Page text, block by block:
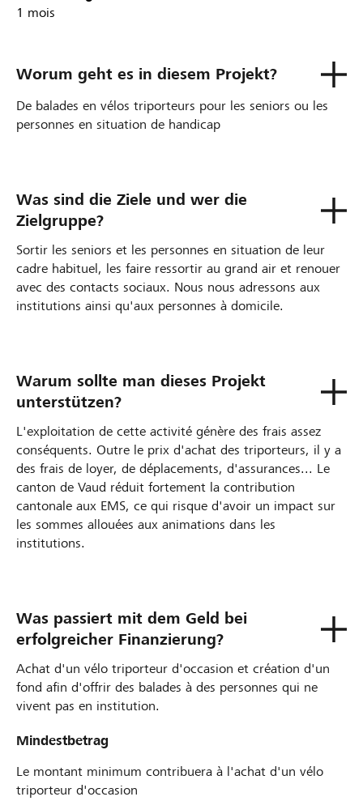
1 mois
Worum geht es in diesem Projekt?
De balades en vélos triporteurs pour les seniors ou les
personnes en situation de handicap
Was sind die Ziele und wer die
Zielgruppe?
Sortir les seniors et les personnes en situation de leur
cadre habituel, les faire ressortir au grand air et renouer
avec des contacts sociaux. Nous nous adressons aux
institutions ainsi qu'aux personnes à domicile.
Warum sollte man dieses Projekt
unterstützen?
L'exploitation de cette activité génère des frais assez
conséquents. Outre le prix d'achat des triporteurs, il y a
des frais de loyer, de déplacements, d'assurances... Le
canton de Vaud réduit fortement la contribution
cantonale aux EMS, ce qui risque d'avoir un impact sur
les sommes allouées aux animations dans les
institutions.
Was passiert mit dem Geld bei
erfolgreicher Finanzierung?
Achat d'un vélo triporteur d'occasion et création d'un
fond afin d'offrir des balades à des personnes qui ne
vivent pas en institution.
Mindestbetrag
Le montant minimum contribuera à l'achat d'un vélo
triporteur d'occasion